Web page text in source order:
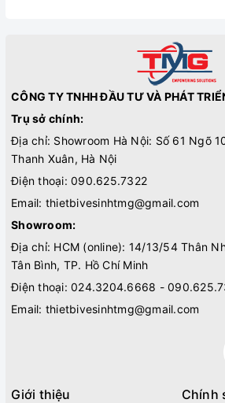
CÔNG TY TNHH ĐẦU TƯ VÀ PHÁT
Trụ sở chính:
Địa chỉ: Showroom Hà Nội: Số 61 Ngõ
Thanh Xuân, Hà Nội
Điện thoại: 090.625.7322
Email: thietbivesinhtmg@gmail.com
Showroom:
Địa chỉ: HCM (online): 14/13/54 Thân
Tân Bình, TP. Hồ Chí Minh
Điện thoại: 024.3204.6668 -
Email: thietbivesinhtmg@gmail.com
Giới thiệu Chính